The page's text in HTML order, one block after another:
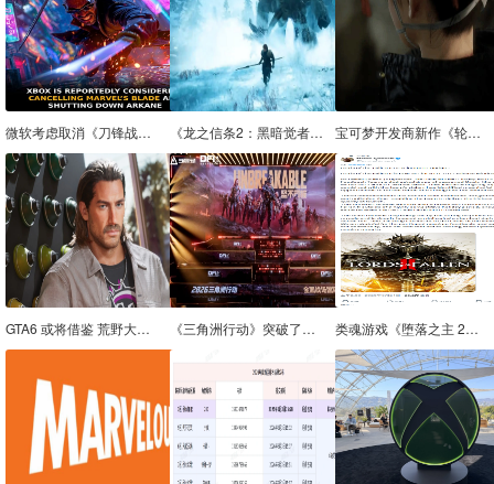
微软考虑取消《刀锋战士》并关闭Arkane工作室 《龙之信条2：黑暗觉者》全新宣传片公布，10月9日全平台发售 宝可梦开发商新作《轮回之兽》公布全新预告 8月4日发售
GTA6 或将借鉴 荒野大镖客：救赎2 的一项重大机制 《三角洲行动》突破了大战场电竞赛事的「不可能」 类魂游戏《堕落之主 2》宣布跳票至 2027 年第一季度，避开年末激烈竞争